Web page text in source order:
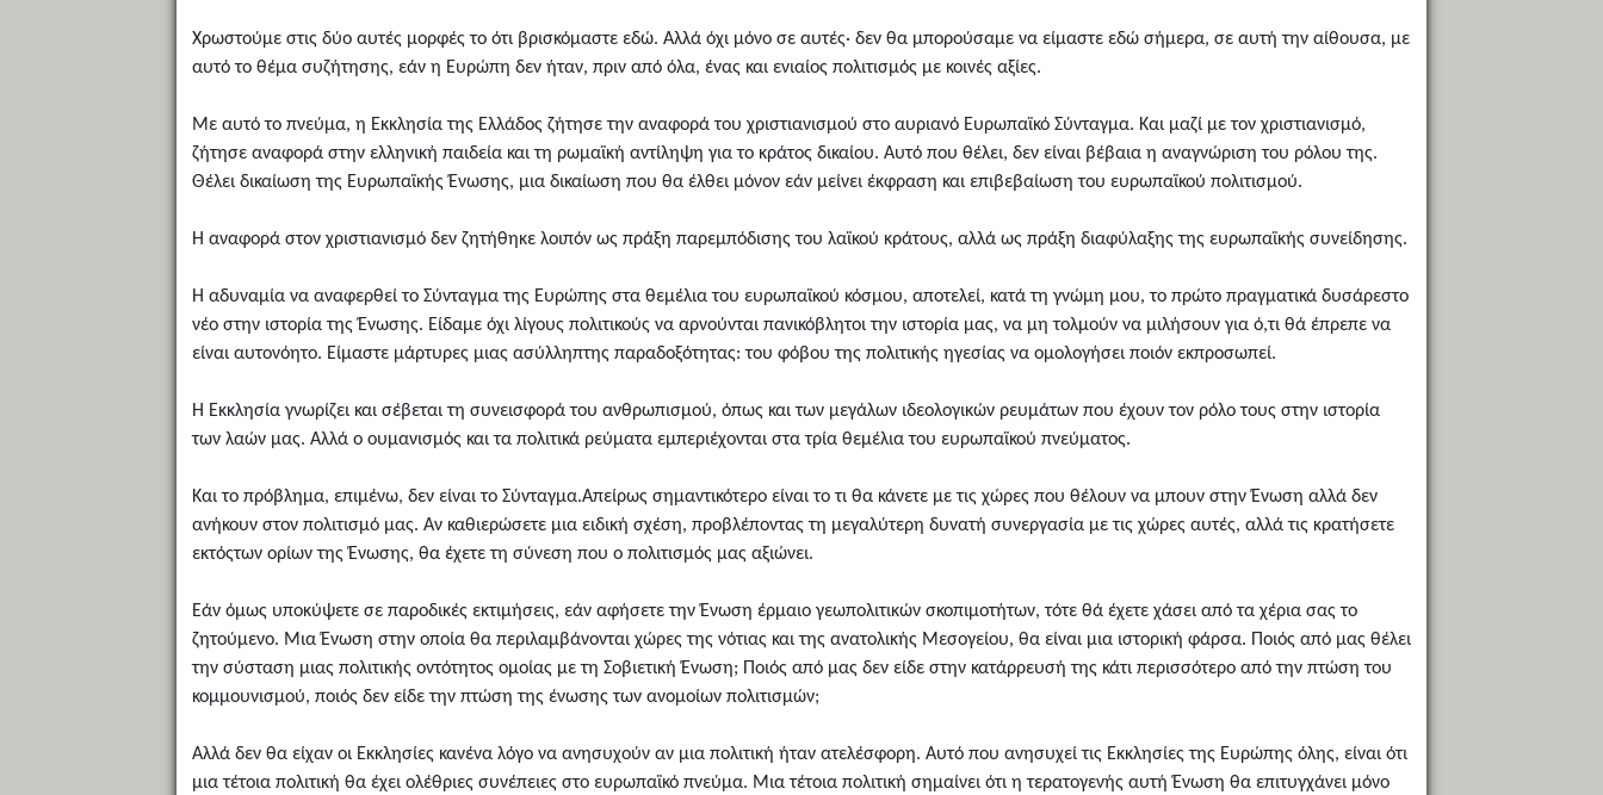
Χρωστούμε στις δύο αυτές μορφές το ότι βρισκόμαστε εδώ. Αλλά όχι μόνο σε αυτές· δεν θα μπορούσαμε να είμαστε εδώ σήμερα, σε αυτή την αίθουσα, με
αυτό το θέμα συζήτησης, εάν η Ευρώπη δεν ήταν, πριν από όλα, ένας και ενιαίος πολιτισμός με κοινές αξίες.
Με αυτό το πνεύμα, η Εκκλησία της Ελλάδος ζήτησε την αναφορά του χριστιανισμού στο αυριανό Ευρωπαϊκό Σύνταγμα. Και μαζί με τον χριστιανισμό,
ζήτησε αναφορά στην ελληνική παιδεία και τη ρωμαϊκή αντίληψη για το κράτος δικαίου. Αυτό που θέλει, δεν είναι βέβαια η αναγνώριση του ρόλου της.
Θέλει δικαίωση της Ευρωπαϊκής Ένωσης, μια δικαίωση που θα έλθει μόνον εάν μείνει έκφραση και επιβεβαίωση του ευρωπαϊκού πολιτισμού.
Η αναφορά στον χριστιανισμό δεν ζητήθηκε λοιπόν ως πράξη παρεμπόδισης του λαϊκού κράτους, αλλά ως πράξη διαφύλαξης της ευρωπαϊκής συνείδησης.
Η αδυναμία να αναφερθεί το Σύνταγμα της Ευρώπης στα θεμέλια του ευρωπαϊκού κόσμου, αποτελεί, κατά τη γνώμη μου, το πρώτο πραγματικά δυσάρεστο
νέο στην ιστορία της Ένωσης. Είδαμε όχι λίγους πολιτικούς να αρνούνται πανικόβλητοι την ιστορία μας, να μη τολμούν να μιλήσουν για ό,τι θά έπρεπε να
είναι αυτονόητο. Είμαστε μάρτυρες μιας ασύλληπτης παραδοξότητας: του φόβου της πολιτικής ηγεσίας να ομολογήσει ποιόν εκπροσωπεί.
Η Εκκλησία γνωρίζει και σέβεται τη συνεισφορά του ανθρωπισμού, όπως και των μεγάλων ιδεολογικών ρευμάτων που έχουν τον ρόλο τους στην ιστορία
των λαών μας. Αλλά ο ουμανισμός και τα πολιτικά ρεύματα εμπεριέχονται στα τρία θεμέλια του ευρωπαϊκού πνεύματος.
Και το πρόβλημα, επιμένω, δεν είναι το Σύνταγμα.Απείρως σημαντικότερο είναι το τι θα κάνετε με τις χώρες που θέλουν να μπουν στην Ένωση αλλά δεν
ανήκουν στον πολιτισμό μας. Αν καθιερώσετε μια ειδική σχέση, προβλέποντας τη μεγαλύτερη δυνατή συνεργασία με τις χώρες αυτές, αλλά τις κρατήσετε
εκτόςτων ορίων της Ένωσης, θα έχετε τη σύνεση που ο πολιτισμός μας αξιώνει.
Εάν όμως υποκύψετε σε παροδικές εκτιμήσεις, εάν αφήσετε την Ένωση έρμαιο γεωπολιτικών σκοπιμοτήτων, τότε θά έχετε χάσει από τα χέρια σας το
ζητούμενο. Μια Ένωση στην οποία θα περιλαμβάνονται χώρες της νότιας και της ανατολικής Μεσογείου, θα είναι μια ιστορική φάρσα. Ποιός από μας θέλει
την σύσταση μιας πολιτικής οντότητος ομοίας με τη Σοβιετική Ένωση; Ποιός από μας δεν είδε στην κατάρρευσή της κάτι περισσότερο από την πτώση του
κομμουνισμού, ποιός δεν είδε την πτώση της ένωσης των ανομοίων πολιτισμών;
Αλλά δεν θα είχαν οι Εκκλησίες κανένα λόγο να ανησυχούν αν μια πολιτική ήταν ατελέσφορη. Αυτό που ανησυχεί τις Εκκλησίες της Ευρώπης όλης, είναι ότι
μια τέτοια πολιτική θα έχει ολέθριες συνέπειες στο ευρωπαϊκό πνεύμα. Μια τέτοια πολιτική σημαίνει ότι η τερατογενής αυτή Ένωση θα επιτυγχάνει μόνο